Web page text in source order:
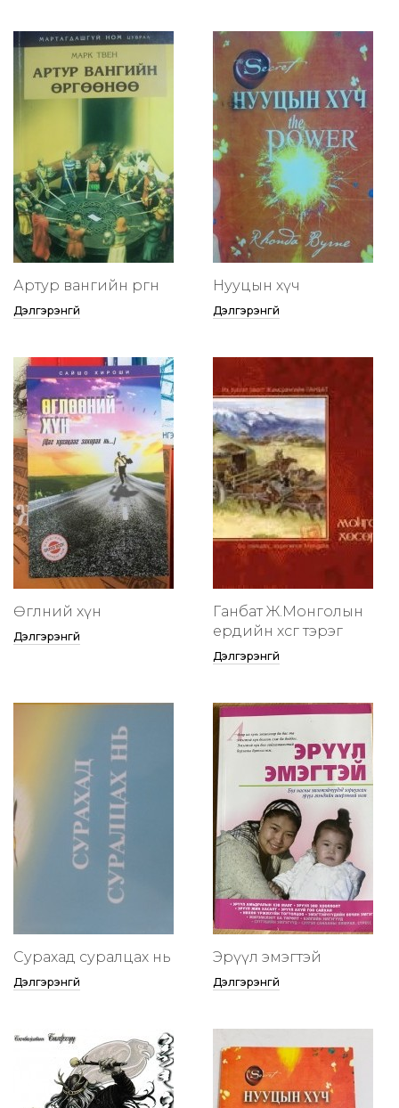
Артур вангийн өргөөнөө
Дэлгэрэнгүй
Нууцын хүч
Дэлгэрэнгүй
Өглөөний хүн
Дэлгэрэнгүй
Ганбат Ж.Монголын
ердийн хөсөг тэрэг
Дэлгэрэнгүй
Сурахад суралцах нь
Дэлгэрэнгүй
Эрүүл эмэгтэй
Дэлгэрэнгүй